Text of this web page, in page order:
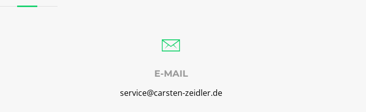
E-MAIL
service@carsten-zeidler.de